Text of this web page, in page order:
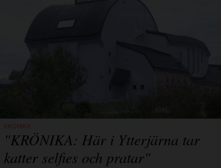
KRÖNIKA
"KRÖNIKA: Här i Ytterjärna tar
katter selfies och pratar"